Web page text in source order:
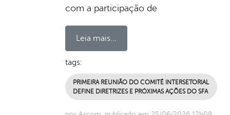
com a participação de
Leia mais...
tags:
PRIMEIRA REUNIÃO DO COMITÊ INTERSETORIAL
DEFINE DIRETRIZES E PRÓXIMAS AÇÕES DO SFA